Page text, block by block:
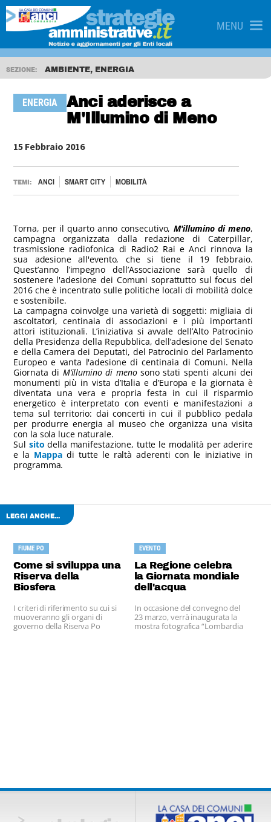
MENU
SEZIONE: AMBIENTE, ENERGIA
ENERGIA
Anci aderisce a
M'Illumino di Meno
15 Febbraio 2016
TEMI: ANCI SMART CITY MOBILITÀ
Torna, per il quarto anno consecutivo, M'illumino di meno,
campagna organizzata dalla redazione di Caterpillar,
trasmissione radiofonica di Radio2 Rai e Anci rinnova la
sua adesione all'evento, che si tiene il 19 febbraio.
Quest’anno l’impegno dell’Associazione sarà quello di
sostenere l'adesione dei Comuni soprattutto sul focus del
2016 che è incentrato sulle politiche locali di mobilità dolce
e sostenibile.
La campagna coinvolge una varietà di soggetti: migliaia di
ascoltatori, centinaia di associazioni e i più importanti
attori istituzionali. L’iniziativa si avvale dell’Alto Patrocinio
della Presidenza della Repubblica, dell’adesione del Senato
e della Camera dei Deputati, del Patrocinio del Parlamento
Europeo e vanta l'adesione di centinaia di Comuni. Nella
Giornata di M’illumino di menosono stati spenti alcuni dei
monumenti più in vista d’Italia e d’Europa e la giornata è
diventata una vera e propria festa in cui il risparmio
energetico è interpretato con eventi e manifestazioni a
tema sul territorio: dai concerti in cui il pubblico pedala
per produrre energia al museo che organizza una visita
con la sola luce naturale.
Sul sito della manifestazione, tutte le modalità per aderire
e la Mappadi tutte le raltà aderenti con le iniziative in
programma.
LEGGI ANCHE...
FIUME PO
Come si sviluppa una
Riserva della
Biosfera
I criteri di riferimento su cui si
muoveranno gli organi di
governo della Riserva Po
EVENTO
La Regione celebra
la Giornata mondiale
dell'acqua
In occasione del convegno del
23 marzo, verrà inaugurata la
mostra fotografica “Lombardia